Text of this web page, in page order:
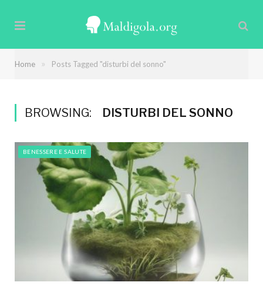
Home » Posts Tagged "disturbi del sonno"
BROWSING: DISTURBI DEL SONNO
BENESSERE E SALUTE